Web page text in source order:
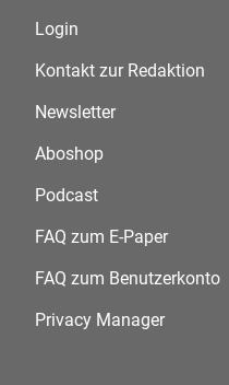
Login
Kontakt zur Redaktion
Newsletter
Aboshop
Podcast
FAQ zum E-Paper
FAQ zum Benutzerkonto
Privacy Manager